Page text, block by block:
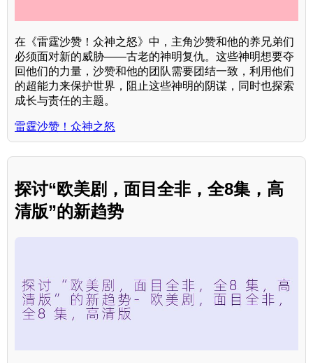
在《雷霆沙赞！众神之怒》中，主角沙赞和他的养兄弟们
必须面对新的威胁——古老的神明复仇。这些神明想要夺
回他们的力量，沙赞和他的团队需要团结一致，利用他们
的超能力来保护世界，阻止这些神明的阴谋，同时也探索
成长与责任的主题。
雷霆沙赞！众神之怒
探讨“欧美剧，面目全非，全8集，高
清版”的新趋势